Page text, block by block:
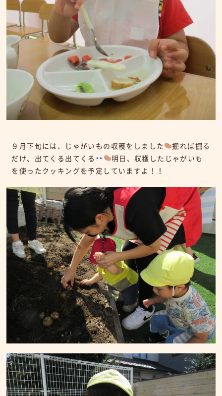
９月下旬には、じゃがいもの収穫をしました
掘れば掘る
だけ、出てくる出てくる
明日、収穫したじゃがいも
を使ったクッキングを予定していますよ！！